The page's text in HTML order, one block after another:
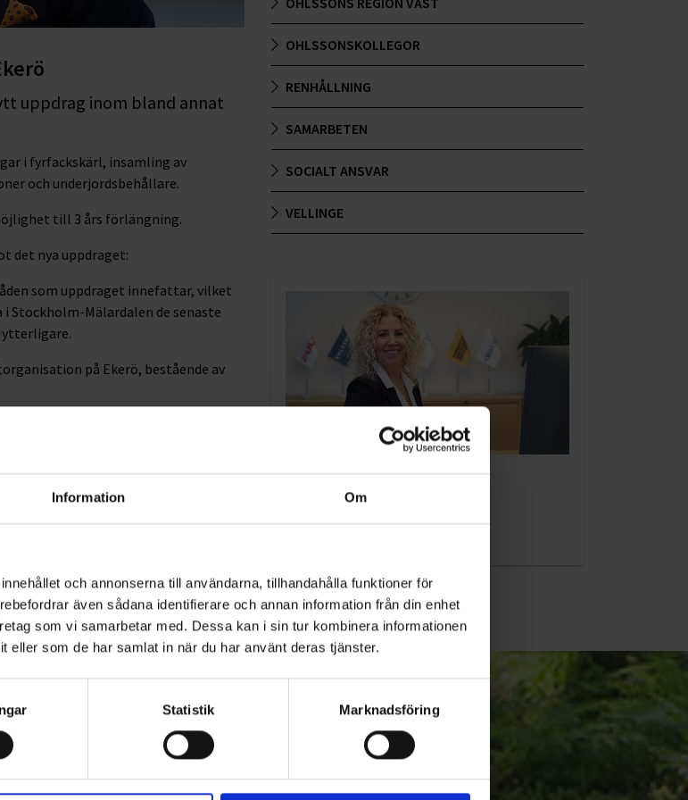
Information Om
och annonserna till användarna, tillhandahålla funktioner för
även sådana identifierare och annan information från din enhet
som vi samarbetar med. Dessa kan i sin tur kombinera informationen
eller som de har samlat in när du har använt deras tjänster.
Statistik Marknadsföring
uppdrag inom bland annat
i fyrfackskärl, insamling av
och underjordsbehållare.
till 3 års förlängning.
det nya uppdraget:
som uppdraget innefattar, vilket
Stockholm-Mälardalen de senaste
ytterligare.
på Ekerö, bestående av
har varit i fokus under
och ha högsta miljöklassning.
från transporterna.
vi att arbeta för en god dialog
OHLSSONSKOLLEGOR
RENHÅLLNING
SAMARBETEN
SOCIALT ANSVAR
VELLINGE
KUNDTJÄNST
010-45 00 200​